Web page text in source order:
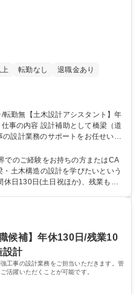
転勤なし
退職金あり
設計業務のサポートをお任せいた
の設計を学びたいという意欲をお
算、設計図書の作成(図面/仕様書
筋図をCAD作成などをお任せい
土木設
/低離職率/WLB◎
でのご経験をお持ちの方またはCA
土木構造の設計を学びたいという
学歴・資格 学歴：
学力： 資格：第一種運転免許普通
候補】年休130日/残業10
設計
工事の設計業務をご担当いただきます。管
活躍いただくことが可能です。